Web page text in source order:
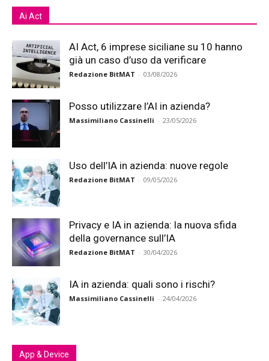
Ai Act
AI Act, 6 imprese siciliane su 10 hanno
già un caso d’uso da verificare
Redazione BitMAT - 03/08/2026
Posso utilizzare l’AI in azienda?
Massimiliano Cassinelli - 23/05/2026
Uso dell’IA in azienda: nuove regole
Redazione BitMAT - 09/05/2026
Privacy e IA in azienda: la nuova sfida
della governance sull’IA
Redazione BitMAT - 30/04/2026
IA in azienda: quali sono i rischi?
Massimiliano Cassinelli - 24/04/2026
App & Device